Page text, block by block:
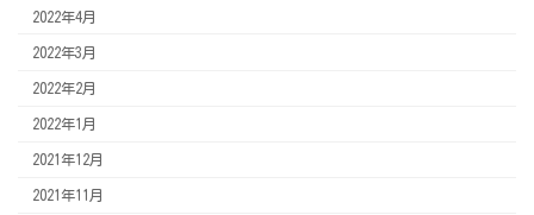
2022年4月
2022年3月
2022年2月
2022年1月
2021年12月
2021年11月